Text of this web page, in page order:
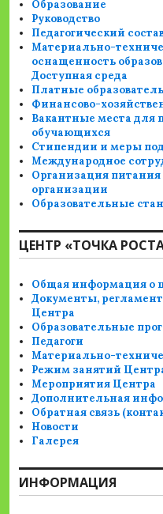
Образование
Руководство
Педагогический
Материально-
оснащенность
Доступная среда
Платные
Финансово-
Вакантные места для
обучающихся
Стипендии и меры
Международное
Организация питания
организации
Образовательные
ЦЕНТР «ТОЧКА
Общая информация о
Документы,
Центра
Образовательные
Педагоги
Материально-
Режим занятий
Мероприятия Центра
Дополнительная
Обратная связь
Новости
Галерея
ИНФОРМАЦИЯ